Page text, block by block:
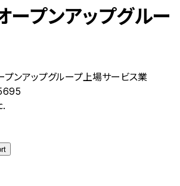
ープンアップグルー
プンアップグループ 上場サービス業